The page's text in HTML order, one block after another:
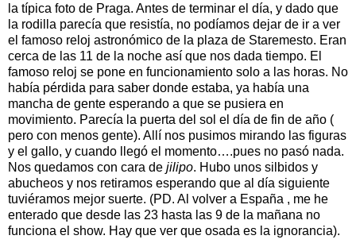
la típica foto de Praga. Antes de terminar el día, y dado que
la rodilla parecía que resistía, no podíamos dejar de ir a ver
el famoso reloj astronómico de la plaza de Staremesto. Eran
cerca de las 11 de la noche así que nos dada tiempo. El
famoso reloj se pone en funcionamiento solo a las horas. No
había pérdida para saber donde estaba, ya había una
mancha de gente esperando a que se pusiera en
movimiento. Parecía la puerta del sol el día de fin de año (
pero con menos gente). Allí nos pusimos mirando las figuras
y el gallo, y cuando llegó el momento….pues no pasó nada.
Nos quedamos con cara de jilipo. Hubo unos silbidos y
abucheos y nos retiramos esperando que al día siguiente
tuviéramos mejor suerte. (PD. Al volver a España , me he
enterado que desde las 23 hasta las 9 de la mañana no
funciona el show. Hay que ver que osada es la ignorancia).